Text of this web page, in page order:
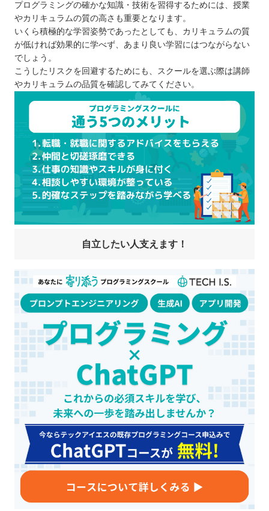
プログラミングの確かな知識・技術を習得するためには、授業
やカリキュラムの質の高さも重要となります。
いくら積極的な学習姿勢であったとしても、カリキュラムの質
が低ければ効果的に学べず、あまり良い学習にはつながらない
でしょう。
こうしたリスクを回避するためにも、スクールを選ぶ際は講師
やカリキュラムの品質を確認してみてください。
自立したい人支えます！